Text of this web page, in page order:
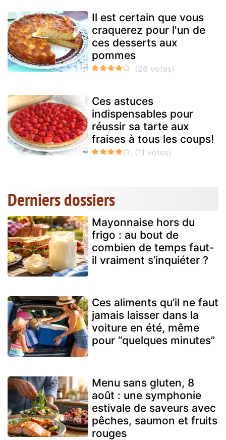
Il est certain que vous
craquerez pour l'un de
ces desserts aux
pommes
Ces astuces
indispensables pour
réussir sa tarte aux
fraises à tous les coups!
Derniers dossiers
Mayonnaise hors du
frigo : au bout de
combien de temps faut-
il vraiment s’inquiéter ?
Ces aliments qu’il ne faut
jamais laisser dans la
voiture en été, même
pour “quelques minutes”
Menu sans gluten, 8
août : une symphonie
estivale de saveurs avec
pêches, saumon et fruits
rouges